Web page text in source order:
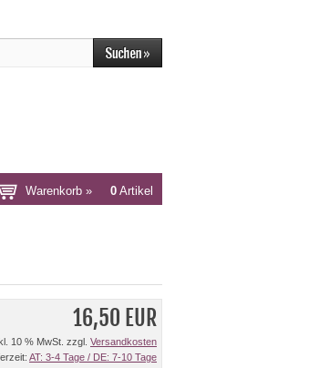
Warenkorb » 0 Artikel
16,50 EUR
10 % MwSt. zzgl. Versandkosten
AT: 3-4 Tage / DE: 7-10 Tage